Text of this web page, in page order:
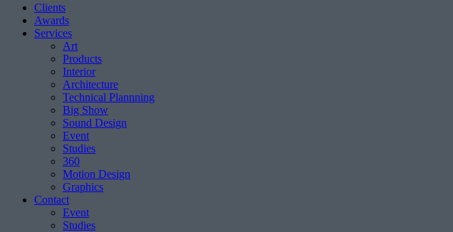
Clients
Awards
Services
Art
Products
Interior
Architecture
Technical Plannning
Big Show
Sound Design
Event
Studies
360
Motion Design
Graphics
Contact
Event
Studies